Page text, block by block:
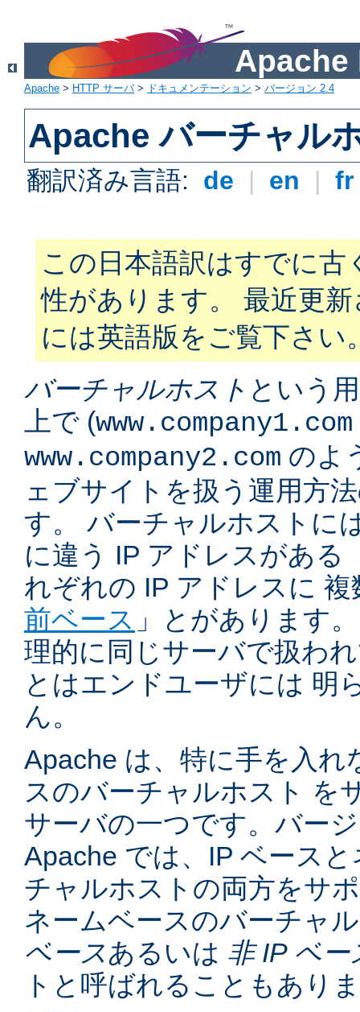
Apache
Apache > HTTP サーバ> ドキュメンテーション > バージョン 2.4
Apache バーチャル
翻訳済み言語: de | en |
この日本語訳はすでに古
性があります。 最近更
には英語版をご覧下さい
バーチャルホスト という
上で (www.company1.com
www.company2.com のよ
ェブサイトを扱う運用方
す。 バーチャルホストに
に違う IP アドレスがある
れぞれの IP アドレスに
前ベース 」とがあります
理的に同じサーバで扱わ
とはエンドユーザには 明
ん。
Apache は、特に手を入れ
スのバーチャルホスト を
サーバの一つです。バー
Apache では、IP ベース
チャルホストの両方をサ
ネームベースのバーチャ
ベースあるいは 非 IP ベー
トと呼ばれることもあり